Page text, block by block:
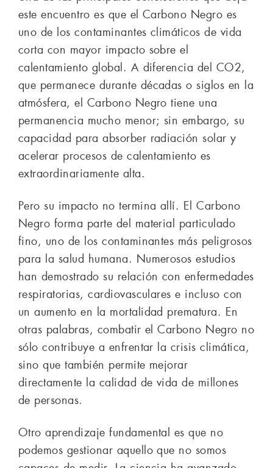
este encuentro es que el Carbono Negro es
uno de los contaminantes climáticos de vida
corta con mayor impacto sobre el
calentamiento global. A diferencia del CO2,
que permanece durante décadas o siglos en la
atmósfera, el Carbono Negro tiene una
permanencia mucho menor; sin embargo, su
capacidad para absorber radiación solar y
acelerar procesos de calentamiento es
extraordinariamente alta.
Pero su impacto no termina allí. El Carbono
Negro forma parte del material particulado
fino, uno de los contaminantes más peligrosos
para la salud humana. Numerosos estudios
han demostrado su relación con enfermedades
respiratorias, cardiovasculares e incluso con
un aumento en la mortalidad prematura. En
otras palabras, combatir el Carbono Negro no
sólo contribuye a enfrentar la crisis climática,
sino que también permite mejorar
directamente la calidad de vida de millones
de personas.
Otro aprendizaje fundamental es que no
podemos gestionar aquello que no somos